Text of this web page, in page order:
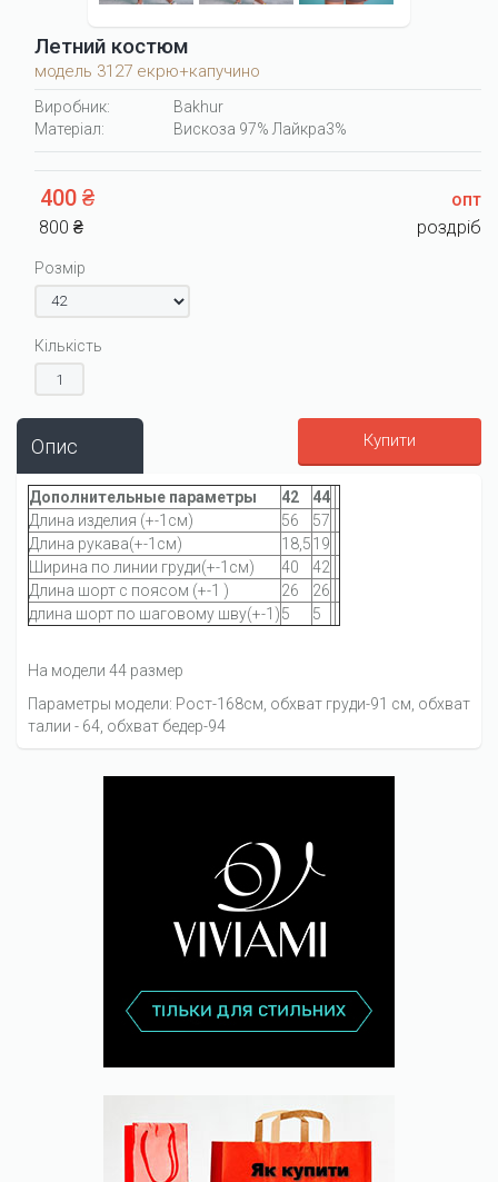
Летний костюм
модель 3127 екрю+капучино
Виробник:
Bakhur
Матеріал:
Вискоза 97% Лайкра3%
400 ₴
опт
800 ₴
роздріб
Розмір
Кількість
Купити
Опис
Дополнительные параметры 42
44
Длина изделия (+-1см)
56
57
Длина рукава(+-1см)
18,519
Ширина по линии груди(+-1см)
40
42
Длина шорт с поясом (+-1 )
26
26
длина шорт по шаговому шву(+-1)5 5
На модели 44 размер
Параметры модели: Рост-168см, обхват груди-91 см, обхват
талии - 64, обхват бедер-94